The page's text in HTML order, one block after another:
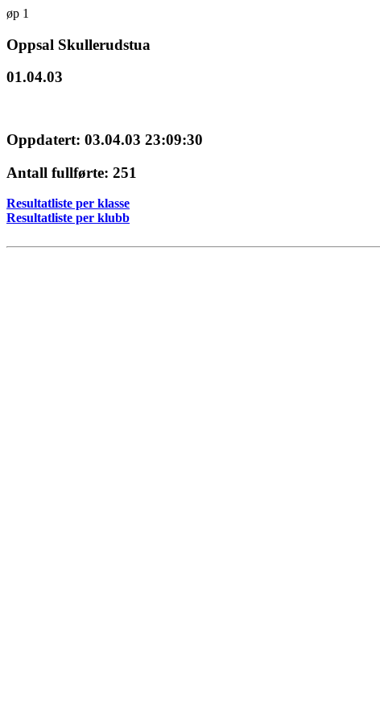
øp 1
Oppsal Skullerudstua
01.04.03
Oppdatert: 03.04.03 23:09:30
Antall fullførte: 251
Resultatliste per klasse
Resultatliste per klubb